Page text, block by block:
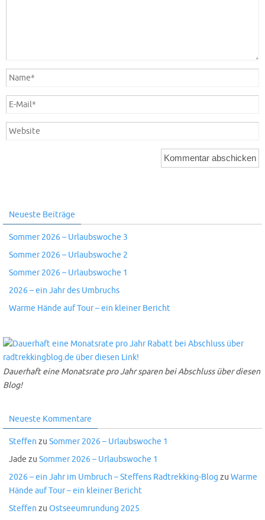
Neueste Beiträge
Sommer 2026 – Urlaubswoche 3
Sommer 2026 – Urlaubswoche 2
Sommer 2026 – Urlaubswoche 1
2026 – ein Jahr des Umbruchs
Warme Hände auf Tour – ein kleiner Bericht
Dauerhaft eine Monatsrate pro Jahr sparen bei Abschluss über diesen
Blog!
Neueste Kommentare
Steffen zu Sommer 2026 – Urlaubswoche 1
Jade zu Sommer 2026 – Urlaubswoche 1
2026 – ein Jahr im Umbruch – Steffens Radtrekking-Blog zu Warme
Hände auf Tour – ein kleiner Bericht
Steffen zu Ostseeumrundung 2025